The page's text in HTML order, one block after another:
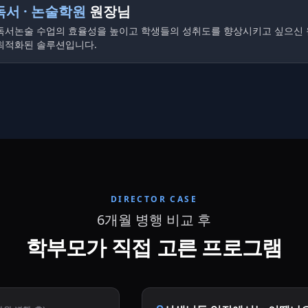
서 · 논술학원 원장님
서논술 수업의 효율성을 높이고 학생들의 성취도를 향상시키고 싶으신
적화된 솔루션입니다.
DIRECTOR CASE
6개월 병행 비교 후
학부모가 직접 고른 프로그램